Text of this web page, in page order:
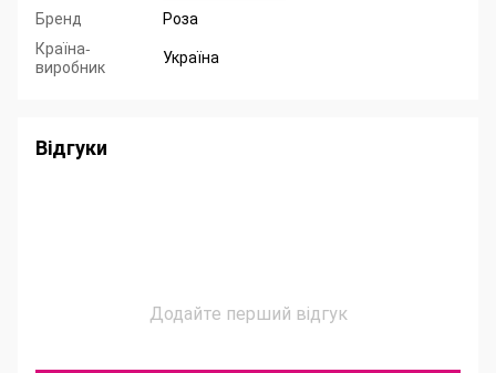
Бренд
Роза
Країна-
виробник
Україна
Відгуки
Додайте перший відгук